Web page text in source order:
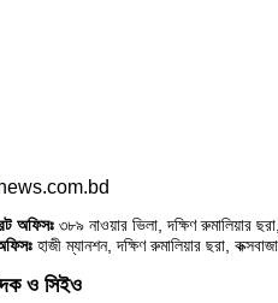
অফিসঃ৩৮৯ নাওয়ার ভিলা, দক্ষিণ রুমালিয়ার
হাজী ম্যানশন, দক্ষিণ রুমালিয়ার ছরা,
ও সিইও